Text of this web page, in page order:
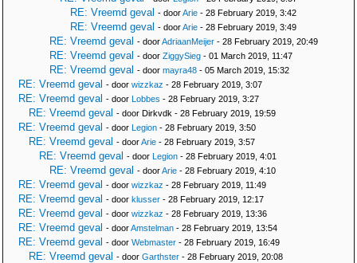
RE: Vreemd geval - doorArie - 28 February 2019, 3:42
RE: Vreemd geval - doorArie - 28 February 2019, 3:49
RE: Vreemd geval - doorAdriaanMeijer - 28 February 2019, 20:49
RE: Vreemd geval - door ZiggySieg - 01 March 2019, 11:47
RE: Vreemd geval - door mayra48 - 05 March 2019, 15:32
RE: Vreemd geval - door wizzkaz - 28 February 2019, 3:07
RE: Vreemd geval - door Lobbes - 28 February 2019, 3:27
RE: Vreemd geval - door Dirkvdk - 28 February 2019, 19:59
RE: Vreemd geval - door Legion - 28 February 2019, 3:50
RE: Vreemd geval - doorArie - 28 February 2019, 3:57
RE: Vreemd geval - door Legion - 28 February 2019, 4:01
RE: Vreemd geval - doorArie - 28 February 2019, 4:10
RE: Vreemd geval - door wizzkaz - 28 February 2019, 11:49
RE: Vreemd geval - door klusser - 28 February 2019, 12:17
RE: Vreemd geval - door wizzkaz - 28 February 2019, 13:36
RE: Vreemd geval - doorAmstelman - 28 February 2019, 13:54
RE: Vreemd geval - door Webmaster - 28 February 2019, 16:49
RE: Vreemd geval - door Garthster - 28 February 2019, 20:08